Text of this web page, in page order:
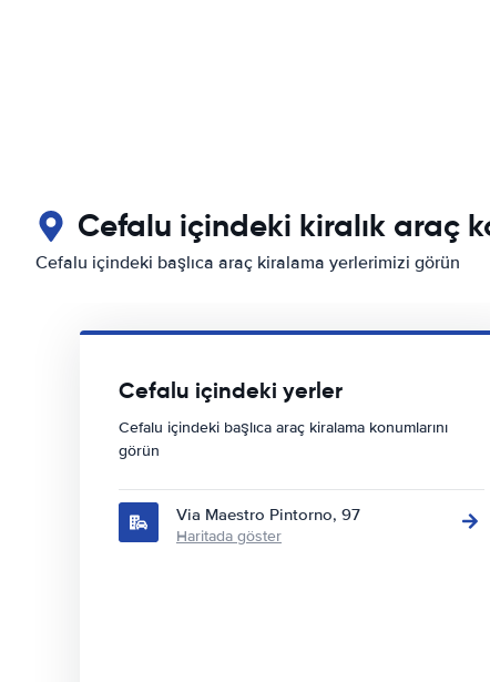
Cefalu içindeki kiralık araç
Cefalu içindeki başlıca araç kiralama yerlerimizi görün
Cefalu içindeki yerler
Cefalu içindeki başlıca araç kiralama konumlarını
görün
Via Maestro Pintorno, 97
Haritada göster